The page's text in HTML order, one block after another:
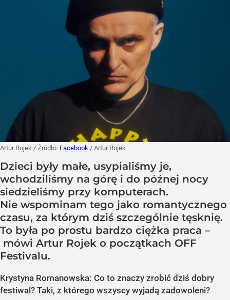
Artur Rojek / Źródło: Facebook / Artur Rojek
Dzieci były małe, usypialiśmy je,
wchodziliśmy na górę i do późnej nocy
siedzieliśmy przy komputerach.
Nie wspominam tego jako romantycznego
czasu, za którym dziś szczególnie tęsknię.
To była po prostu bardzo ciężka praca –
mówi Artur Rojek o początkach OFF
Festivalu.
Krystyna Romanowska: Co to znaczy zrobić dziś dobry
festiwal? Taki, z którego wszyscy wyjadą zadowoleni?